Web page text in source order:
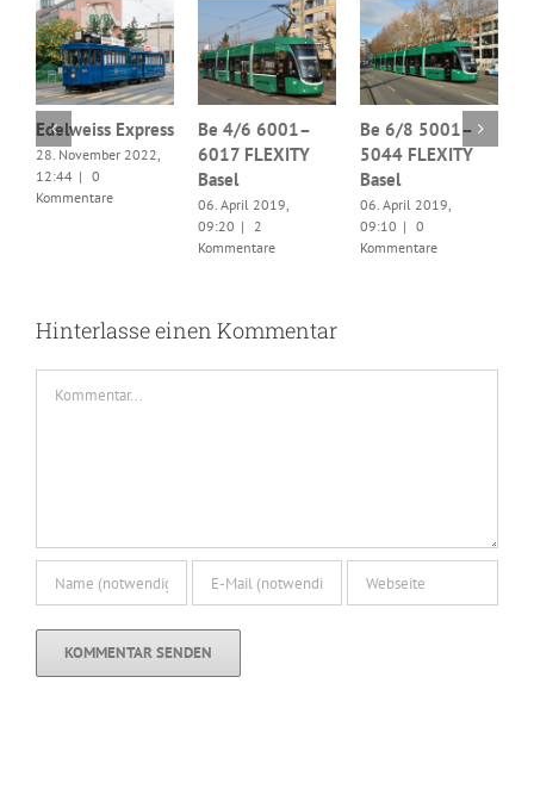
Edelweiss Express
28. November 2022,
12:44 | 0
Kommentare
Be 4/6 6001–
6017 FLEXITY
Basel
06. April 2019,
09:20 |
2
Kommentare
Be 6/8 5001–
5044 FLEXITY
Basel
06. April 2019,
09:10 | 0
Kommentare
Hinterlasse einen Kommentar